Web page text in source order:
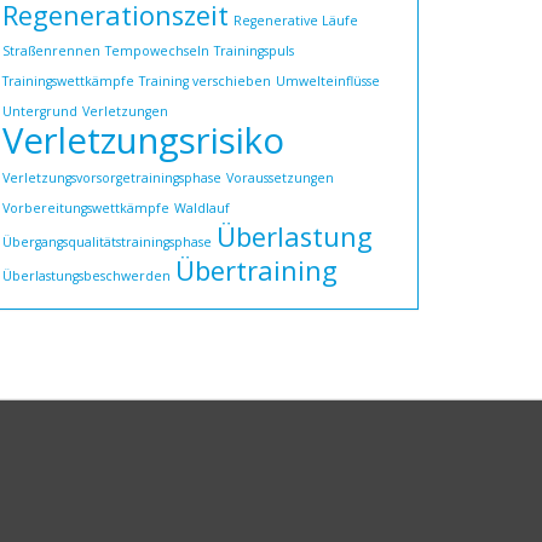
Regenerationszeit Regenerative Läufe
Straßenrennen Tempowechseln Trainingspuls
Trainingswettkämpfe Training verschieben Umwelteinflüsse
Untergrund Verletzungen
Verletzungsrisiko
Verletzungsvorsorgetrainingsphase Voraussetzungen
Vorbereitungswettkämpfe Waldlauf
Übergangsqualitätstrainingsphase Überlastung
Überlastungsbeschwerden Übertraining